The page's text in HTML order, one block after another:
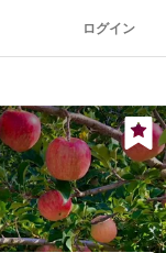
ログイン